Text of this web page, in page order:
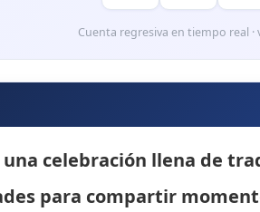
Cuenta regresiva en tiempo real ·
celebración llena de
para compartir